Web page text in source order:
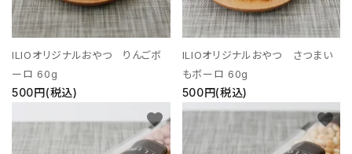
ILIOオリジナルおやつ りんごボ
ーロ 60g
500円(税込)
ILIOオリジナルおやつ さつまい
もボーロ 60g
500円(税込)
favorite favorite